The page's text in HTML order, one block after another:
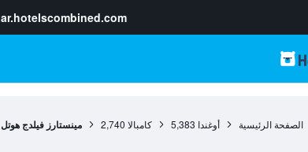
ar.hotelscombined.com
الصفحة الرئيسية أوغندا 5,383 كامبالا 2,740 مينستارز فيلدج هوتل